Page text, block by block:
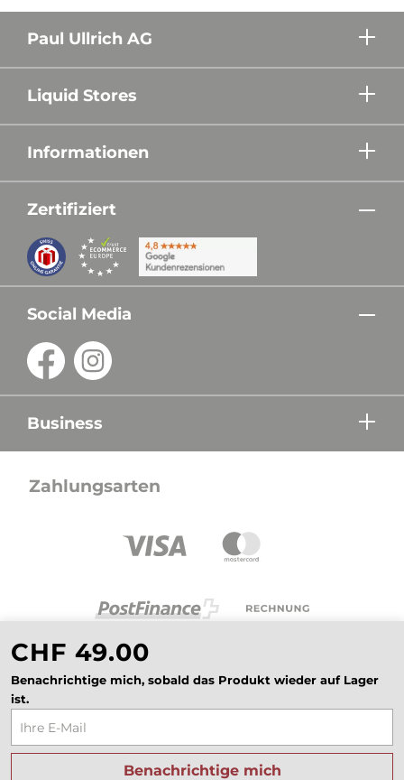
CHF 49.00
Benachrichtige mich, sobald das Produkt wieder auf Lager
ist.
Benachrichtige mich
Paul Ullrich AG
Liquid Stores
Informationen
Zertifiziert
Social Media
Business
Zahlungsarten
Alle Preise in CHF inkl. Mehrwertsteuer zzgl.
Versandkosten wenn nicht anders beschrieben.